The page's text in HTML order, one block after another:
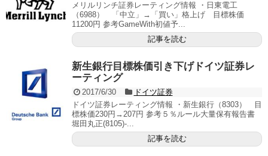
メリルリンチ証券レーティング情報 ・日東電工
（6988） 「中立」→「買い」格上げ 目標株価
11200円 参考GameWith初値予...
記事を読む
新生銀行目標株価引き下げドイツ証券レ
ーティング
2017/6/30
ドイツ証券
ドイツ証券レーティング情報 ・新生銀行（8303） 目
標株価230円→207円 参考５％ルール大量保有報告書
堀田丸正(8105)-...
記事を読む